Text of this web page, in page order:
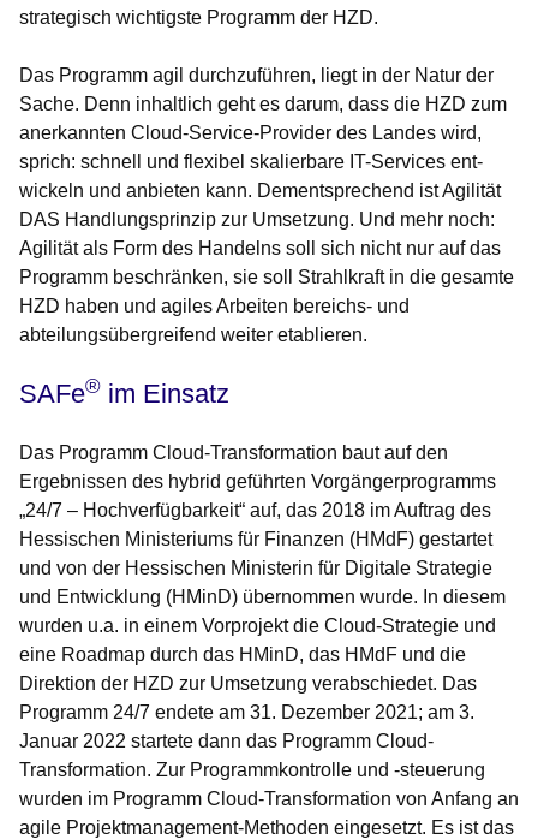
strategisch wichtigste Programm der HZD.
Das Programm agil durchzuführen, liegt in der Natur der
Sache. Denn inhaltlich geht es darum, dass die HZD zum
anerkannten Cloud-Service-Provider des Landes wird,
sprich: schnell und flexibel skalierbare IT-Services ent­
wickeln und anbieten kann. Dement­sprechend ist Agilität
DAS Handlungs­prinzip zur Umsetzung. Und mehr noch:
Agilität als Form des Handelns soll sich nicht nur auf das
Programm beschrän­ken, sie soll Strahlkraft in die gesamte
HZD haben und agiles Arbeiten bereichs- und
abteilungsübergreifend weiter etablieren.
SAFe® im Einsatz
Das Programm Cloud-Transformation baut auf den
Ergebnissen des hybrid geführten Vorgängerprogramms
„24/7 – Hochverfügbarkeit“ auf, das 2018 im Auftrag des
Hessischen Ministeriums für Finanzen (HMdF) gestartet
und von der Hessischen Ministerin für Digitale Strategie
und Entwicklung (HMinD) übernommen wurde. In diesem
wurden u.a. in einem Vorprojekt die Cloud-Strategie und
eine Roadmap durch das HMinD, das HMdF und die
Direktion der HZD zur Umsetzung verabschiedet. Das
Programm 24/7 endete am 31. Dezem­ber 2021; am 3.
Januar 2022 startete dann das Programm Cloud-
Transformation. Zur Programmkontrolle und -steuerung
wurden im Programm Cloud-Transformation von Anfang an
agile Projektmanagement-Methoden einge­setzt. Es ist das